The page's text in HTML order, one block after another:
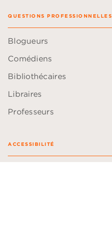
QUESTIONS PROFESSIONNELLES
Blogueurs
Comédiens
Bibliothécaires
Libraires
Professeurs
ACCESSIBILITÉ